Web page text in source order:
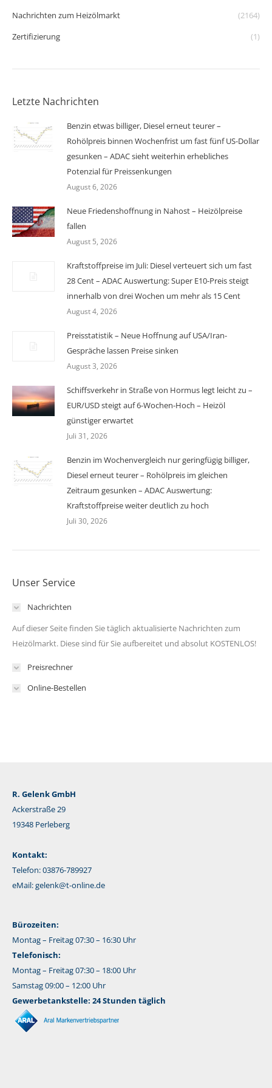
Nachrichten zum Heizölmarkt
(2164)
Zertifizierung
(1)
Letzte Nachrichten
Benzin etwas billiger, Diesel erneut teurer –
Rohölpreis binnen Wochenfrist um fast fünf US-Dollar
gesunken – ADAC sieht weiterhin erhebliches
Potenzial für Preissenkungen
August 6, 2026
Neue Friedenshoffnung in Nahost – Heizölpreise
fallen
August 5, 2026
Kraftstoffpreise im Juli: Diesel verteuert sich um fast
28 Cent – ADAC Auswertung: Super E10-Preis steigt
innerhalb von drei Wochen um mehr als 15 Cent
August 4, 2026
Preisstatistik – Neue Hoffnung auf USA/Iran-
Gespräche lassen Preise sinken
August 3, 2026
Schiffsverkehr in Straße von Hormus legt leicht zu –
EUR/USD steigt auf 6-Wochen-Hoch – Heizöl
günstiger erwartet
Juli 31, 2026
Benzin im Wochenvergleich nur geringfügig billiger,
Diesel erneut teurer – Rohölpreis im gleichen
Zeitraum gesunken – ADAC Auswertung:
Kraftstoffpreise weiter deutlich zu hoch
Juli 30, 2026
Unser Service
Nachrichten
Auf dieser Seite finden Sie täglich aktualisierte Nachrichten zum
Heizölmarkt. Diese sind für Sie aufbereitet und absolut KOSTENLOS!
Preisrechner
Online-Bestellen
R. Gelenk GmbH
Ackerstraße 29
19348 Perleberg
Kontakt:
Telefon: 03876-789927
eMail:gelenk@t-online.de
Bürozeiten:
Montag – Freitag 07:30 – 16:30 Uhr
Telefonisch:
Montag – Freitag 07:30 – 18:00 Uhr
Samstag 09:00 – 12:00 Uhr
Gewerbetankstelle: 24 Stunden täglich